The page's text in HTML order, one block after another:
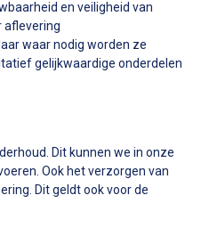
en veiligheid van
aflevering
waar nodig worden ze
gelijkwaardige onderdelen
Dit kunnen we in onze
Ook het verzorgen van
Dit geldt ook voor de